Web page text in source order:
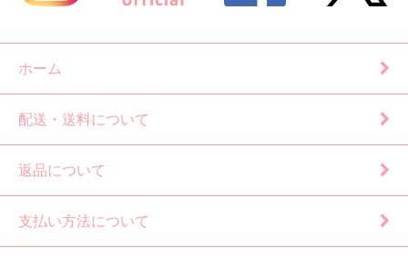
ホーム
配送・送料について
返品について
支払い方法について